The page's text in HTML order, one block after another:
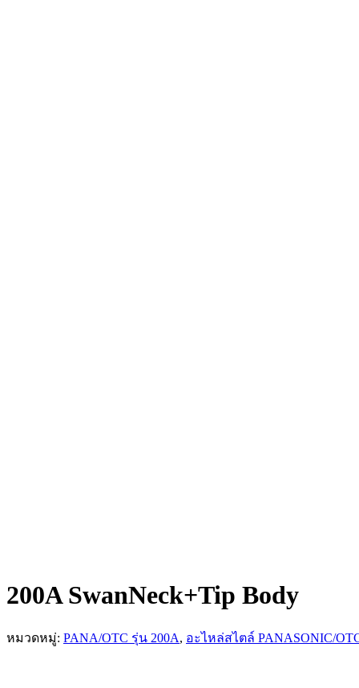
200A SwanNeck+Tip Body
หมวดหมู่: PANA/OTC รุ่น 200A, อะไหล่สไตล์ PANASONIC/